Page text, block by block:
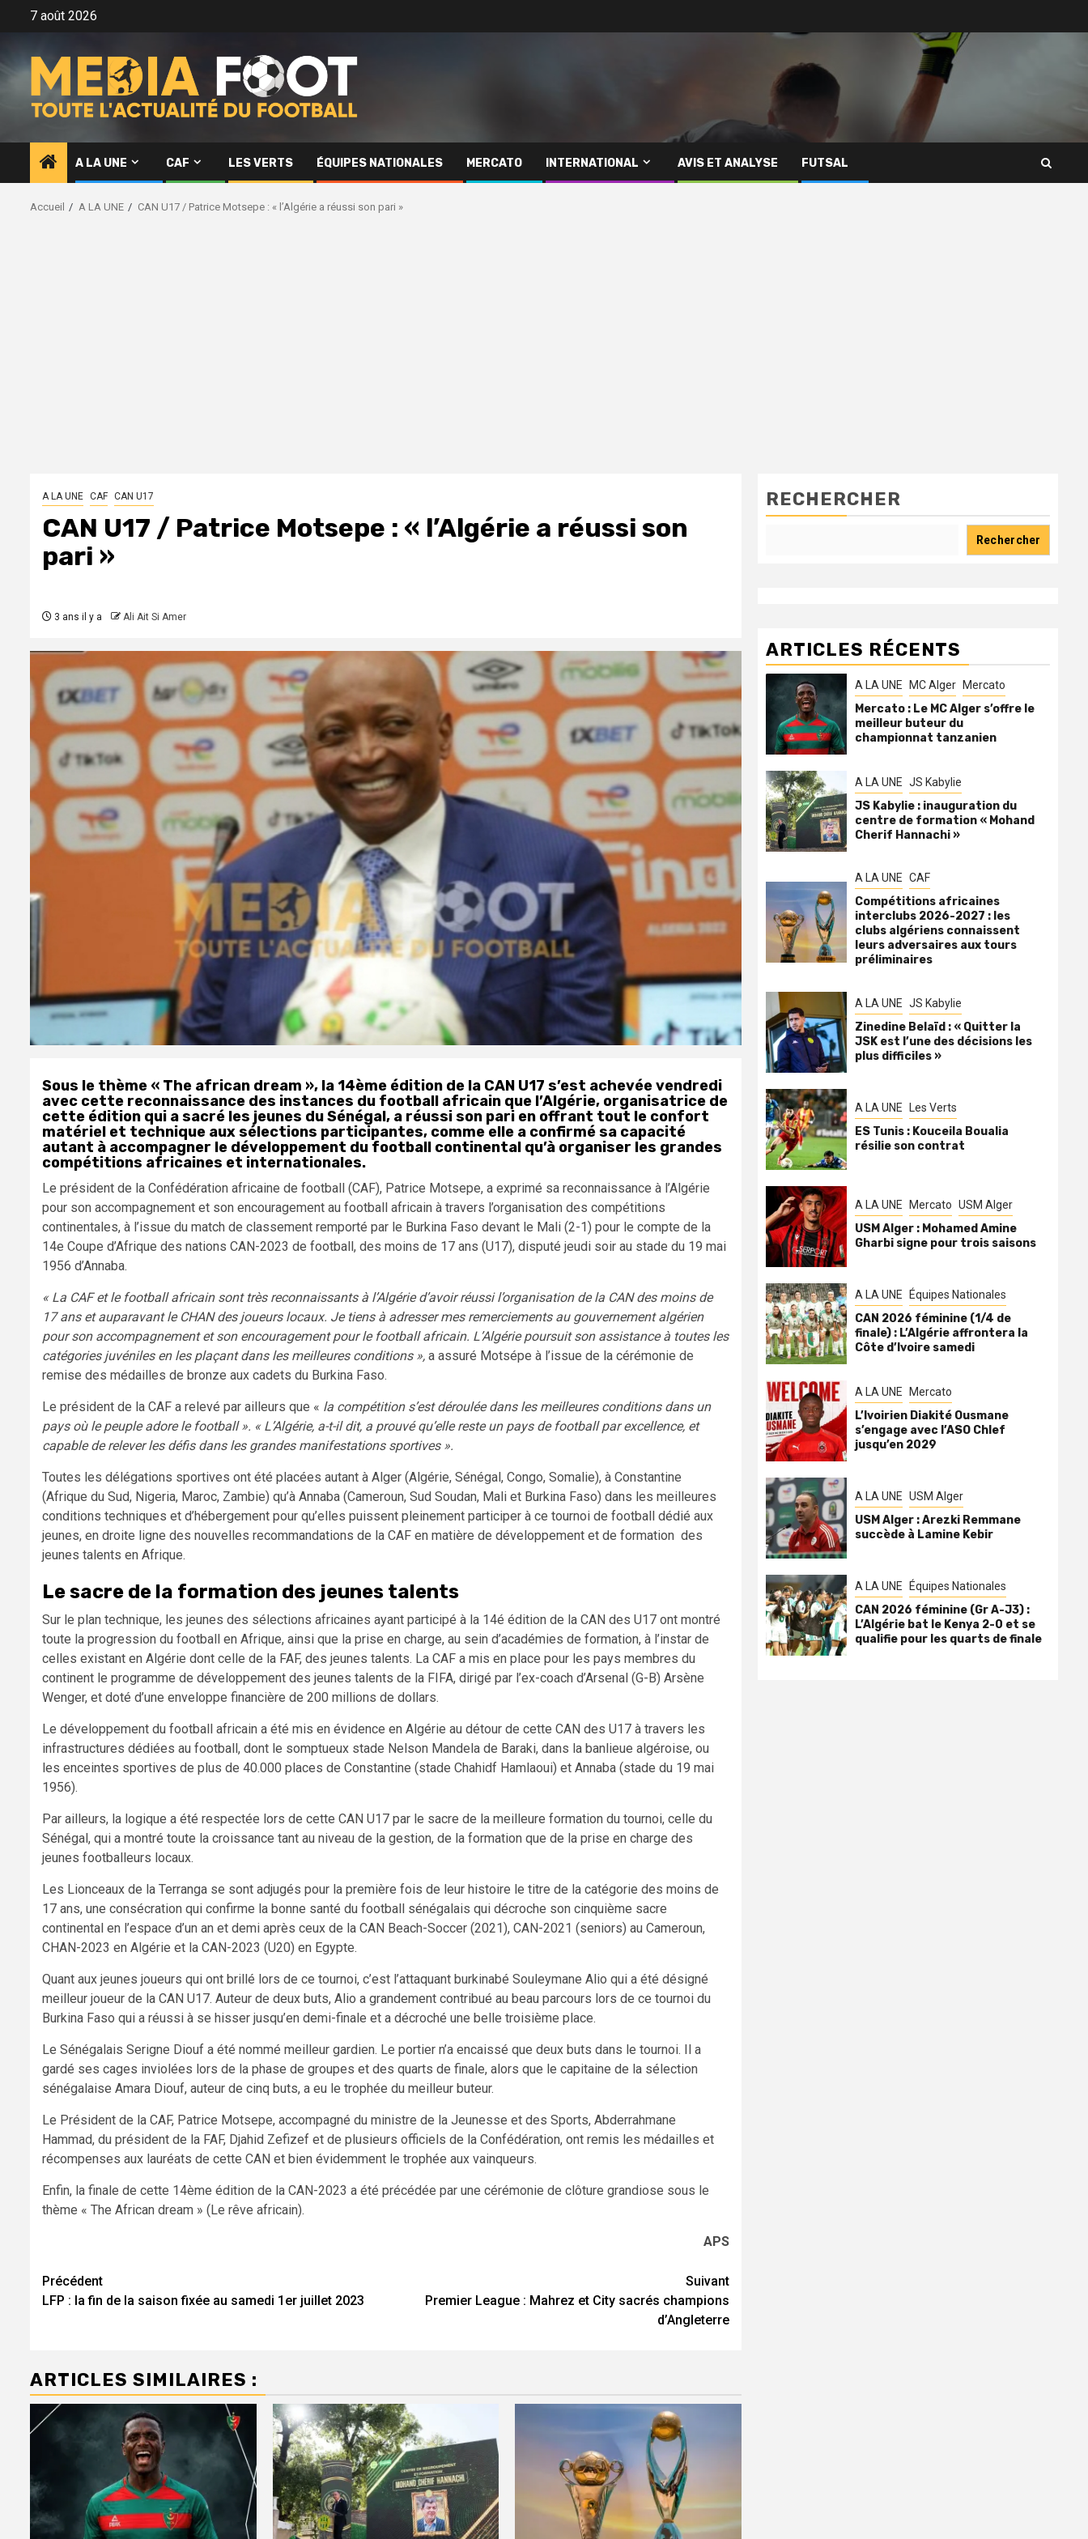
7 août 2026
A LA UNE CAF LES VERTS ÉQUIPES NATIONALES MERCATO INTERNATIONAL AVIS ET ANALYSE FUTSAL
Accueil A LA UNE CAN U17 / Patrice Motsepe : « l’Algérie a réussi son pari »
A LA UNE CAF CAN U17
CAN U17 / Patrice Motsepe : « l’Algérie a réussi son
pari »
3 ans il y a Ali Ait Si Amer
Sous le thème « The african dream », la 14ème édition de la CAN U17 s’est achevée vendredi
avec cette reconnaissance des instances du football africain que l’Algérie, organisatrice de
cette édition qui a sacré les jeunes du Sénégal, a réussi son pari en offrant tout le confort
matériel et technique aux sélections participantes, comme elle a confirmé sa capacité
autant à accompagner le développement du football continental qu’à organiser les grandes
compétitions africaines et internationales.
Le président de la Confédération africaine de football (CAF), Patrice Motsepe, a exprimé sa reconnaissance à l’Algérie
pour son accompagnement et son encouragement au football africain à travers l’organisation des compétitions
continentales, à l’issue du match de classement remporté par le Burkina Faso devant le Mali (2-1) pour le compte de la
14e Coupe d’Afrique des nations CAN-2023 de football, des moins de 17 ans (U17), disputé jeudi soir au stade du 19 mai
1956 d’Annaba.
« La CAF et le football africain sont très reconnaissants à l’Algérie d’avoir réussi l’organisation de la CAN des moins de
17 ans et auparavant le CHAN des joueurs locaux. Je tiens à adresser mes remerciements au gouvernement algérien
pour son accompagnement et son encouragement pour le football africain. L’Algérie poursuit son assistance à toutes les
catégories juvéniles en les plaçant dans les meilleures conditions », a assuré Motsépe à l’issue de la cérémonie de
remise des médailles de bronze aux cadets du Burkina Faso.
Le président de la CAF a relevé par ailleurs que « la compétition s’est déroulée dans les meilleures conditions dans un
pays où le peuple adore le football ». « L’Algérie, a-t-il dit, a prouvé qu’elle reste un pays de football par excellence, et
capable de relever les défis dans les grandes manifestations sportives ».
Toutes les délégations sportives ont été placées autant à Alger (Algérie, Sénégal, Congo, Somalie), à Constantine
(Afrique du Sud, Nigeria, Maroc, Zambie) qu’à Annaba (Cameroun, Sud Soudan, Mali et Burkina Faso) dans les meilleures
conditions techniques et d’hébergement pour qu’elles puissent pleinement participer à ce tournoi de football dédié aux
jeunes, en droite ligne des nouvelles recommandations de la CAF en matière de développement et de formation des
jeunes talents en Afrique.
Le sacre de la formation des jeunes talents
Sur le plan technique, les jeunes des sélections africaines ayant participé à la 14é édition de la CAN des U17 ont montré
toute la progression du football en Afrique, ainsi que la prise en charge, au sein d’académies de formation, à l’instar de
celles existant en Algérie dont celle de la FAF, des jeunes talents. La CAF a mis en place pour les pays membres du
continent le programme de développement des jeunes talents de la FIFA, dirigé par l’ex-coach d’Arsenal (G-B) Arsène
Wenger, et doté d’une enveloppe financière de 200 millions de dollars.
Le développement du football africain a été mis en évidence en Algérie au détour de cette CAN des U17 à travers les
infrastructures dédiées au football, dont le somptueux stade Nelson Mandela de Baraki, dans la banlieue algéroise, ou
les enceintes sportives de plus de 40.000 places de Constantine (stade Chahidf Hamlaoui) et Annaba (stade du 19 mai
1956).
Par ailleurs, la logique a été respectée lors de cette CAN U17 par le sacre de la meilleure formation du tournoi, celle du
Sénégal, qui a montré toute la croissance tant au niveau de la gestion, de la formation que de la prise en charge des
jeunes footballeurs locaux.
Les Lionceaux de la Terranga se sont adjugés pour la première fois de leur histoire le titre de la catégorie des moins de
17 ans, une consécration qui confirme la bonne santé du football sénégalais qui décroche son cinquième sacre
continental en l’espace d’un an et demi après ceux de la CAN Beach-Soccer (2021), CAN-2021 (seniors) au Cameroun,
CHAN-2023 en Algérie et la CAN-2023 (U20) en Egypte.
Quant aux jeunes joueurs qui ont brillé lors de ce tournoi, c’est l’attaquant burkinabé Souleymane Alio qui a été désigné
meilleur joueur de la CAN U17. Auteur de deux buts, Alio a grandement contribué au beau parcours lors de ce tournoi du
Burkina Faso qui a réussi à se hisser jusqu’en demi-finale et a décroché une belle troisième place.
Le Sénégalais Serigne Diouf a été nommé meilleur gardien. Le portier n’a encaissé que deux buts dans le tournoi. Il a
gardé ses cages inviolées lors de la phase de groupes et des quarts de finale, alors que le capitaine de la sélection
sénégalaise Amara Diouf, auteur de cinq buts, a eu le trophée du meilleur buteur.
Le Président de la CAF, Patrice Motsepe, accompagné du ministre de la Jeunesse et des Sports, Abderrahmane
Hammad, du président de la FAF, Djahid Zefizef et de plusieurs officiels de la Confédération, ont remis les médailles et
récompenses aux lauréats de cette CAN et bien évidemment le trophée aux vainqueurs.
Enfin, la finale de cette 14ème édition de la CAN-2023 a été précédée par une cérémonie de clôture grandiose sous le
thème « The African dream » (Le rêve africain).
APS
Navigation
d’article
Précédent
LFP : la fin de la saison fixée au samedi 1er juillet 2023
Suivant
Premier League : Mahrez et City sacrés champions
d’Angleterre
ARTICLES SIMILAIRES :
RECHERCHER
Rechercher
ARTICLES RÉCENTS
A LA UNE MC Alger Mercato
Mercato : Le MC Alger s’offre le
meilleur buteur du
championnat tanzanien
A LA UNE JS Kabylie
JS Kabylie : inauguration du
centre de formation « Mohand
Cherif Hannachi »
A LA UNE CAF
Compétitions africaines
interclubs 2026-2027 : les
clubs algériens connaissent
leurs adversaires aux tours
préliminaires
A LA UNE JS Kabylie
Zinedine Belaïd : « Quitter la
JSK est l’une des décisions les
plus difficiles »
A LA UNE Les Verts
ES Tunis : Kouceila Boualia
résilie son contrat
A LA UNE Mercato USM Alger
USM Alger : Mohamed Amine
Gharbi signe pour trois saisons
A LA UNE Équipes Nationales
CAN 2026 féminine (1/4 de
finale) : L’Algérie affrontera la
Côte d’Ivoire samedi
A LA UNE Mercato
L’Ivoirien Diakité Ousmane
s’engage avec l’ASO Chlef
jusqu’en 2029
A LA UNE USM Alger
USM Alger : Arezki Remmane
succède à Lamine Kebir
A LA UNE Équipes Nationales
CAN 2026 féminine (Gr A-J3) :
L’Algérie bat le Kenya 2-0 et se
qualifie pour les quarts de finale